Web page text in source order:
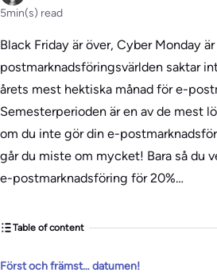
5min(s) read
Black Friday är över, Cyber Monday
postmarknadsföringsvärlden saktar
årets mest hektiska månad för e-
Semesterperioden är en av de mest
om du inte gör din e-
går du miste om mycket! Bara så du
e-postmarknadsföring för 20%…
Table of content
Först och främst… datumen!